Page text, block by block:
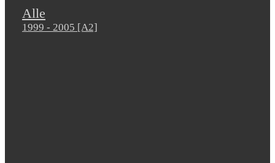
Alle
1999 - 2005 [A2]